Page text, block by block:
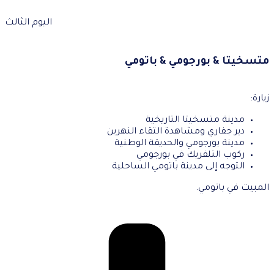
اليوم الثالث
متسخيتا & بورجومي & باتومي
زيارة:
مدينة متسخيتا التاريخية
دير جفاري ومشاهدة التقاء النهرين
مدينة بورجومي والحديقة الوطنية
ركوب التلفريك في بورجومي
التوجه إلى مدينة باتومي الساحلية
المبيت في باتومي.